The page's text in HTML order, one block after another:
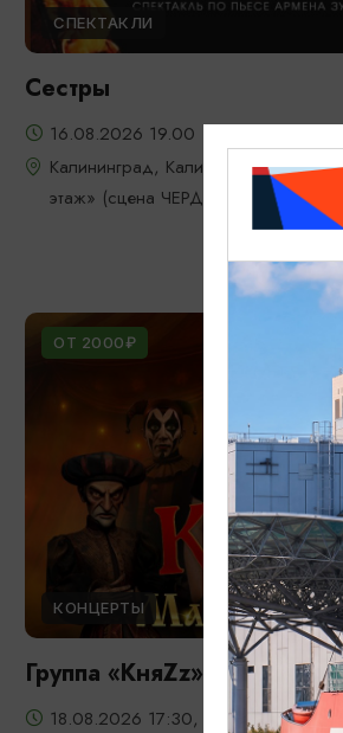
СПЕКТАКЛИ
Сестры
16.08.2026 19.00
Калининград, Калининградский
этаж» (сцена ЧЕРДАК)
ОТ 2000₽
КОНЦЕРТЫ
Группа «КняZz»
18.08.2026 17:30, 19:00